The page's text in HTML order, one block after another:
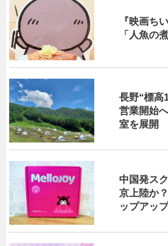
『映画ち
「人魚の
長野“標高
営業開始
室を展開
中国発ス
京上陸か
ップアップ